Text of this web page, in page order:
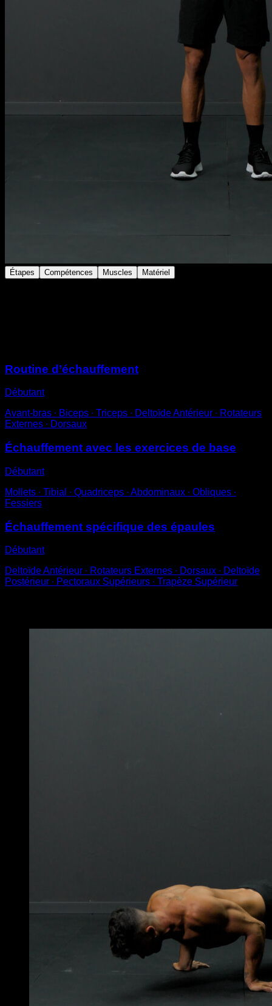
Étapes Compétences Muscles Matériel
Routine d’échauffement
Débutant
Avant-bras ∙ Biceps ∙ Triceps ∙ Deltoïde Antérieur ∙ Rotateurs
Externes ∙ Dorsaux
Échauffement avec les exercices de base
Débutant
Mollets ∙ Tibial ∙ Quadriceps ∙ Abdominaux ∙ Obliques ∙
Fessiers
Échauffement spécifique des épaules
Débutant
Deltoïde Antérieur ∙ Rotateurs Externes ∙ Dorsaux ∙ Deltoïde
Postérieur ∙ Pectoraux Supérieurs ∙ Trapèze Supérieur